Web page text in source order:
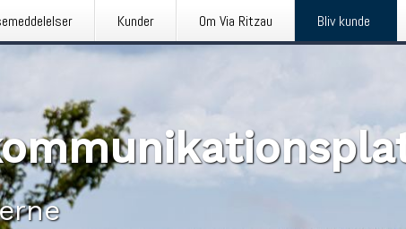
Kunder Om Via Ritzau Bliv kunde